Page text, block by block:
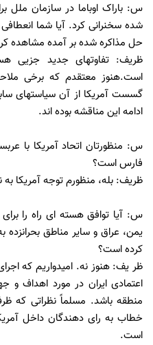
س: باراک اوباما در سازمان ملل
شده سخنرانی کرد. آیا شما انعطافی
حل مذاکره شده بر آمده مشاهده
ظریف: تفاوتهای جدید جزیی
است.هنوز معتقدم که برخی
گسست آمریکا از آن سیاستهای
ادامه این مناقشه بوده اند.
س: منظورتان اتحاد آمریکا با
فارس است؟
ظریف: بله، منظورم توجه آمریکا
س: آیا توافق هسته ای راه را
یمن، عراق و سایر مناطق بحرانزده
کرده است؟
ظر یف: هنوز نه. امیدواریم که
اعتمادی ایران در مورد اهداف
منطقه باشد. مسلماً نظراتی که
خطاب به رای دهندگان داخل
است.